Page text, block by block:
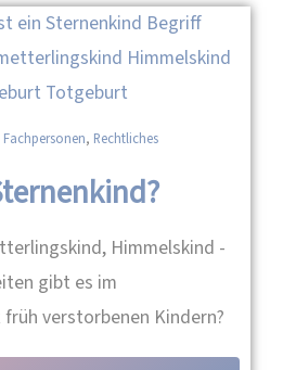
Fachpersonen, Rechtliches
Himmelskind -
gibt es im
verstorbenen Kindern?